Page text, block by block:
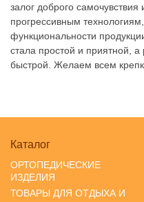
залог доброго
прогрессивным
функциональности
стала простой и приятной,
быстрой. Желаем всем
Каталог
ОРТОПЕДИЧЕСКИЕ
ИЗДЕЛИЯ
ТОВАРЫ ДЛЯ ОТДЫХА И